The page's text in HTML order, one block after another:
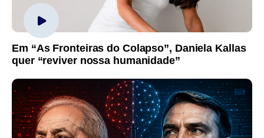
Em “As Fronteiras do Colapso”, Daniela Kallas
quer “reviver nossa humanidade”